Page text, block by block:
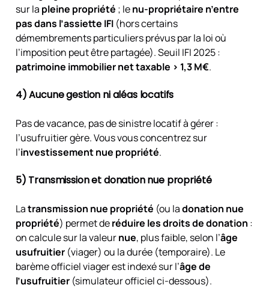
sur la pleine propriété ; lenu-propriétaire n’entre
pas dans l’assiette IFI(hors certains
démembrements particuliers prévus par la loi où
l’imposition peut être partagée). Seuil IFI 2025 :
patrimoine immobilier net taxable > 1,3 M€.
4) Aucune gestion ni aléas locatifs
Pas de vacance, pas de sinistre locatif à gérer :
l’usufruitier gère. Vous vous concentrez sur
l’investissement nue propriété.
5) Transmission et donation nue propriété
Latransmission nue propriété (ou ladonation nue
propriété) permet deréduire les droits de donation :
on calcule sur la valeurnue, plus faible, selon l’âge
usufruitier(viager) ou la durée (temporaire). Le
barème officiel viager est indexé sur l’âge de
l’usufruitier(simulateur officiel ci-dessous).